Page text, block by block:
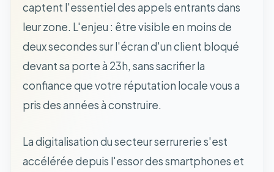
captent l'essentiel des appels entrants dans
leur zone. L'enjeu : être visible en moins de
deux secondes sur l'écran d'un client bloqué
devant sa porte à 23h, sans sacrifier la
confiance que votre réputation locale vous a
pris des années à construire.
La digitalisation du secteur serrurerie s'est
accélérée depuis l'essor des smartphones et